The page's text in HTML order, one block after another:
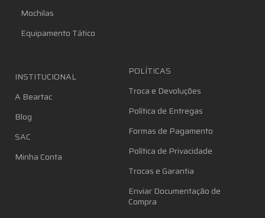
Mochilas
Equipamento Tático
INSTITUCIONAL
A Beartac
Blog
SAC
Minha Conta
POLÍTICAS
Troca e Devoluções
Política de Entregas
Formas de Pagamento
Política de Privacidade
Trocas e Garantia
Enviar Documentação de
Compra